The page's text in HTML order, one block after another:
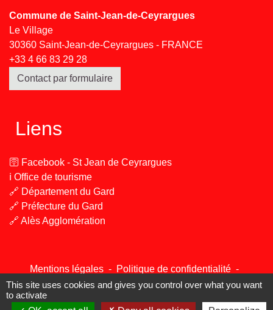
Commune de Saint-Jean-de-Ceyrargues
Le Village
30360 Saint-Jean-de-Ceyrargues - FRANCE
+33 4 66 83 29 28
Contact par formulaire
Liens
🛜 Facebook - St Jean de Ceyrargues
ℹ️ Office de tourisme
🔗 Département du Gard
🔗 Préfecture du Gard
🔗 Alès Agglomération
Mentions légales - Politique de confidentialité -
Accessibilité - Plan du site - Gestion des cookies
This site uses cookies and gives you control over what you want
to activate